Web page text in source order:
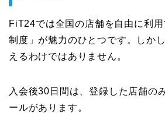
FiT24では全国の店舗を自由に利
制度」が魅力のひとつです。しか
えるわけではありません。
入会後30日間は、登録した店舗の
ールがあります。